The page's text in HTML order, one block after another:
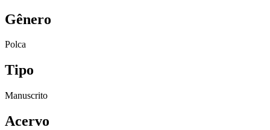
Gênero
Polca
Tipo
Manuscrito
Acervo